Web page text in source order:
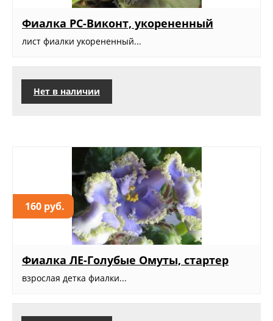
Фиалка РС-Виконт, укорененный
лист фиалки укорененный...
Нет в наличии
160 руб.
Фиалка ЛЕ-Голубые Омуты, стартер
взрослая детка фиалки...